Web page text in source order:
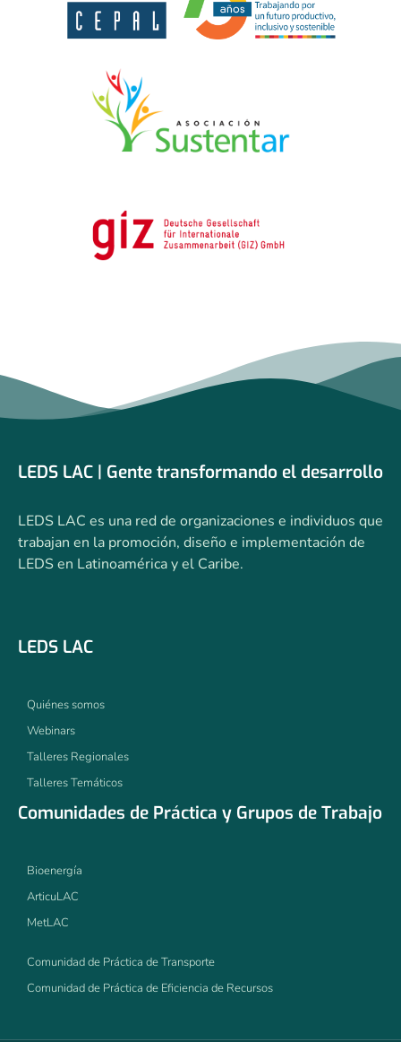
LEDS LAC | Gente transformando el desarrollo
LEDS LAC es una red de organizaciones e individuos que
trabajan en la promoción, diseño e implementación de
LEDS en Latinoamérica y el Caribe.
LEDS LAC
Quiénes somos
Webinars
Talleres Regionales
Talleres Temáticos
Comunidades de Práctica y Grupos de Trabajo
Bioenergía
ArticuLAC
MetLAC
Comunidad de Práctica de Transporte
Comunidad de Práctica de Eficiencia de Recursos